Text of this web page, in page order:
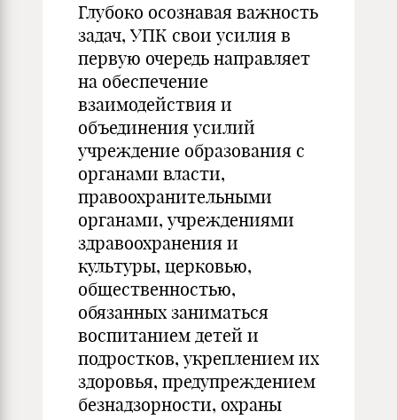
Глубоко осознавая важность
задач, УПК свои усилия в
первую очередь направляет
на обеспечение
взаимодействия и
объединения усилий
учреждение образования с
органами власти,
правоохранительными
органами, учреждениями
здравоохранения и
культуры, церковью,
общественностью,
обязанных заниматься
воспитанием детей и
подростков, укреплением их
здоровья, предупреждением
безнадзорности, охраны